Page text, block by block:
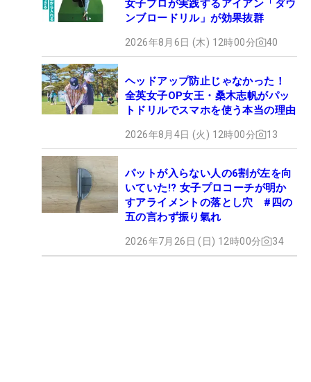
女子プロが実践するアイアン「ダウ
ンブロードリル」が効果抜群
2026年8月6日 (木) 12時00分 40
ヘッドアップ防止じゃなかった！
全英女子OP女王・桑木志帆がパッ
トドリルでスマホを使う本当の理由
2026年8月4日 (火) 12時00分 13
パットが入らない人の6割が左を向
いていた!? 女子プロコーチが明か
すアライメントの落とし穴 #四の
五の言わず振り氣れ
2026年7月26日 (日) 12時00分 34